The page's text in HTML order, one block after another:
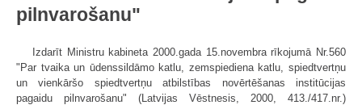
pilnvarošanu"
Izdarīt Ministru kabineta 2000.gada 15.novembra rīkojumā Nr.560
"Par tvaika un ūdenssildāmo katlu, zemspiediena katlu, spiedtvertņu
un vienkāršo spiedtvertņu atbilstības novērtēšanas institūcijas
pagaidu pilnvarošanu" (Latvijas Vēstnesis, 2000, 413./417.nr.)